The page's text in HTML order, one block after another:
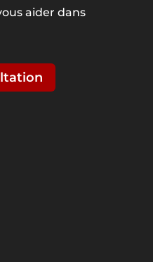
aider dans